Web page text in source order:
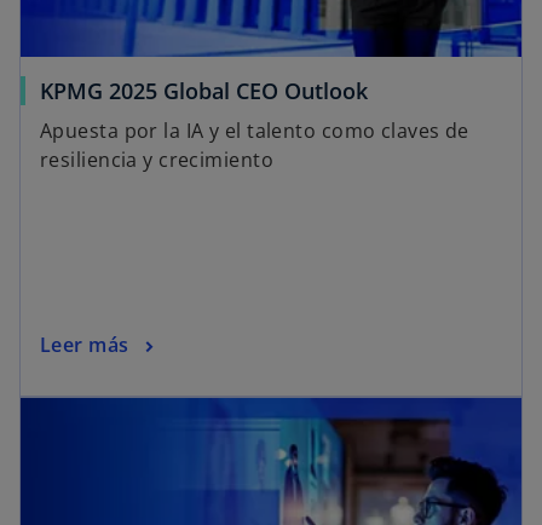
KPMG 2025 Global CEO Outlook
Apuesta por la IA y el talento como claves de
resiliencia y crecimiento
Leer más